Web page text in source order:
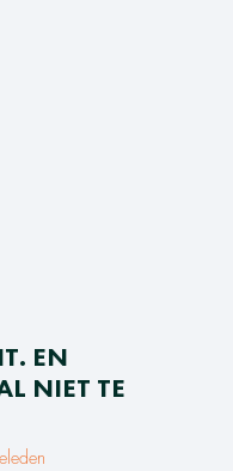
EN
NIET TE